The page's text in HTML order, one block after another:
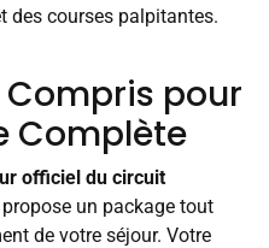
des courses palpitantes.
Compris pour
Complète
officiel du circuit
un package tout
de votre séjour. Votre